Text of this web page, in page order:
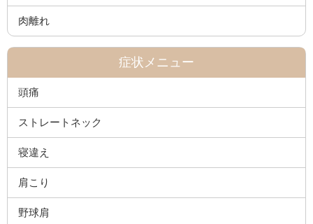
肉離れ
症状メニュー
頭痛
ストレートネック
寝違え
肩こり
野球肩